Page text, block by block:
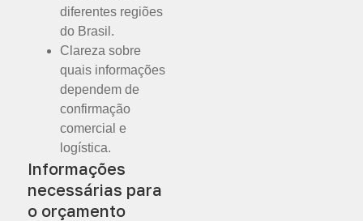
diferentes regiões
do Brasil.
Clareza sobre
quais informações
dependem de
confirmação
comercial e
logística.
Informações
necessárias para
o orçamento